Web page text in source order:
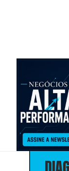
Alex
Presidente
30+ anos
marketing,
vendas e
estratégia de
negócios